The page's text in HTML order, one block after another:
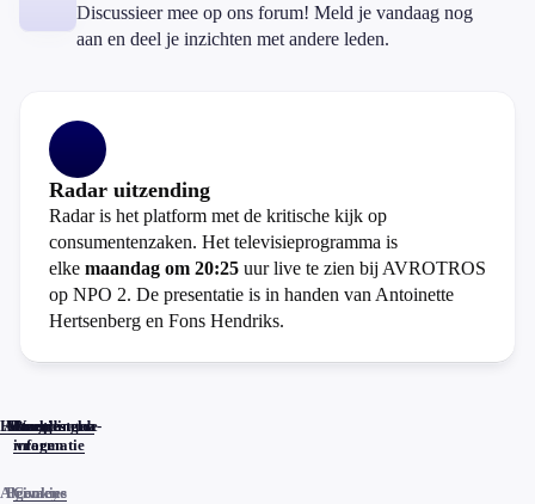
Discussieer mee op ons forum! Meld je vandaag nog
aan en deel je inzichten met andere leden.
Radar uitzending
Radar is het platform met de kritische kijk op
consumentenzaken. Het televisieprogramma is
elke maandag om 20:25 uur live te zien bij AVROTROS
op NPO 2. De presentatie is in handen van Antoinette
Hertsenberg en Fons Hendriks.
Home
Actueel
Uitzendingen
Reacties
Programma-
informatie
Veelgestelde
vragen
Algemene
Privacy
Cookies